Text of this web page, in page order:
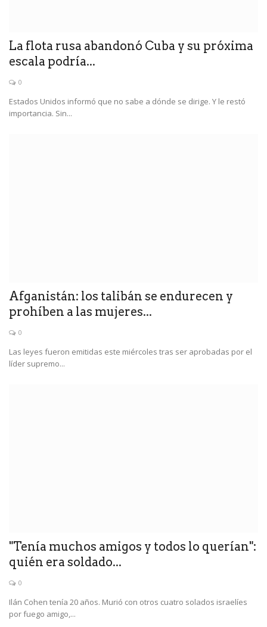
La flota rusa abandonó Cuba y su próxima
escala podría...
0
Estados Unidos informó que no sabe a dónde se dirige. Y le restó
importancia. Sin...
Afganistán: los talibán se endurecen y
prohíben a las mujeres...
0
Las leyes fueron emitidas este miércoles tras ser aprobadas por el
líder supremo...
"Tenía muchos amigos y todos lo querían":
quién era soldado...
0
Ilán Cohen tenía 20 años. Murió con otros cuatro solados israelíes
por fuego amigo,...